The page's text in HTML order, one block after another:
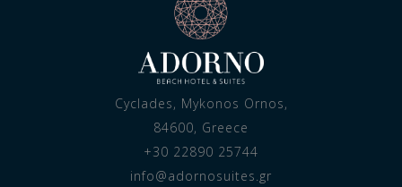
Cyclades, Mykonos Ornos,
84600, Greece
+30 22890 25744
info@adornosuites.gr